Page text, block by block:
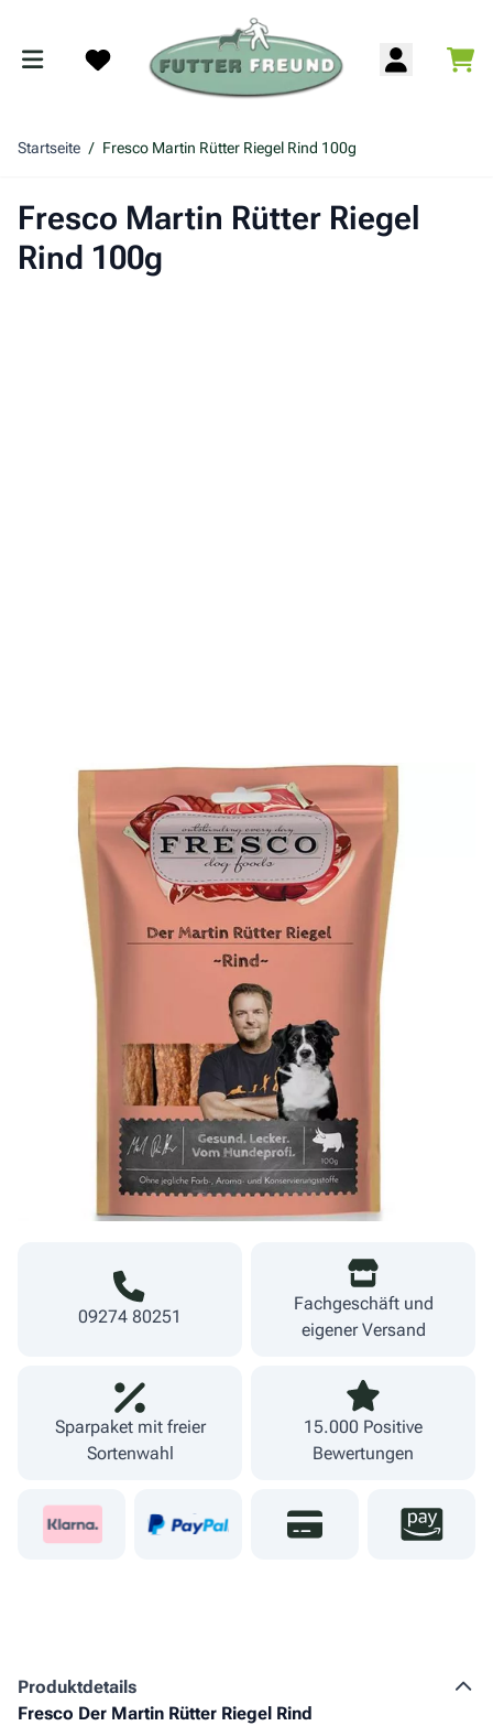
Startseite / Fresco Martin Rütter Riegel Rind 100g
Fresco Martin Rütter Riegel
Rind 100g
Der natürliche Monoprotein-Trainingssnack aus reinem
Rindfleisch in Riegel-Form, mit dem Gütesiegel des
Hundeprofis Martin Rütter.Achtung neues Design und
Rezepturänderung. Aktuell haben wir beides auf Lager.
3,49 €
Menge
Warenkorb
zzgl. VersandLieferzeit 1-3 Werktage
09274 80251
Fachgeschäft und
eigener Versand
Sparpaket mit freier
Sortenwahl
15.000 Positive
Bewertungen
Produkt­details
Fresco Der Martin Rütter Riegel Rind